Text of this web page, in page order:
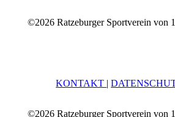
©2026 Ratzeburger Sportverein von
KONTAKT |
©2026 Ratzeburger Sportverein von